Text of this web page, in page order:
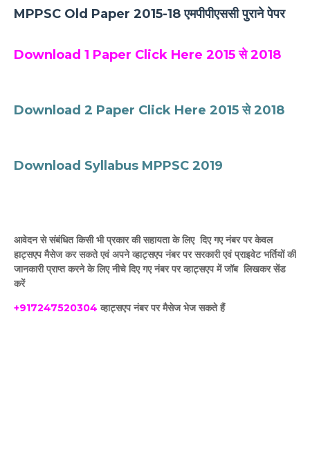
MPPSC Old Paper 2015-18 एमपीपीएससी पुराने पेपर
Download 1 Paper Click Here 2015 से 2018
Download 2 Paper Click Here 2015 से 2018
Download Syllabus MPPSC 2019
आवेदन से संबंधित किसी भी प्रकार की सहायता के लिए दिए गए नंबर पर केवल
हाट्सएप मैसेज कर सकते एवं अपने व्हाट्सएप नंबर पर सरकारी एवं प्राइवेट भर्तियों की
जानकारी प्राप्त करने के लिए नीचे दिए गए नंबर पर व्हाट्सएप में जॉब लिखकर सेंड
करें
+917247520304 व्हाट्सएप नंबर पर मैसेज भेज सकते हैं